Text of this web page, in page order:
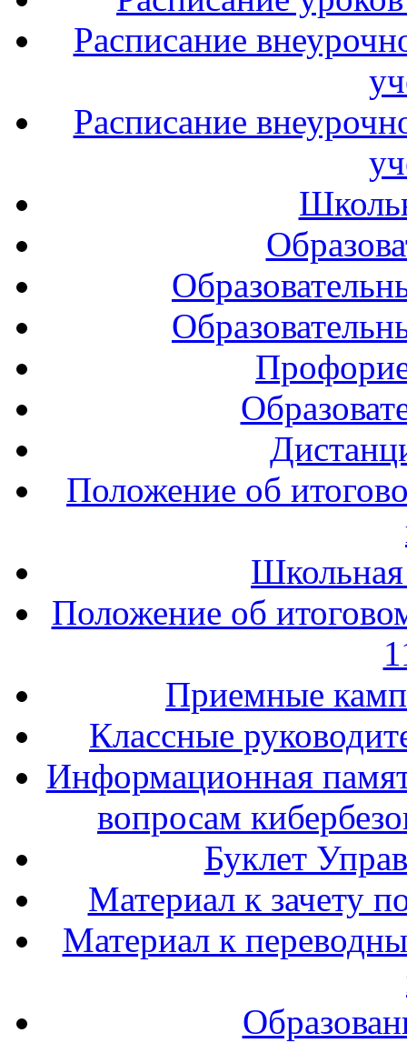
Расписание
Расписание
Положение об
Положение об
Приемные
Классные
Информационная
вопросам
Буклет
Материал к зачету
Материал к